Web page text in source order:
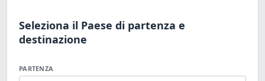
Seleziona il Paese di partenza e
destinazione
PARTENZA